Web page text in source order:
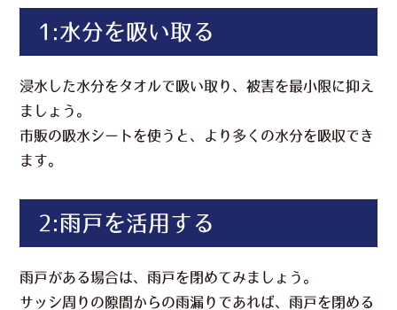
1:水分を吸い取る
浸水した水分をタオルで吸い取り、被害を最小限に抑え
ましょう。
市販の吸水シートを使うと、より多くの水分を吸収でき
ます。
2:雨戸を活用する
雨戸がある場合は、雨戸を閉めてみましょう。
サッシ周りの隙間からの雨漏りであれば、雨戸を閉める